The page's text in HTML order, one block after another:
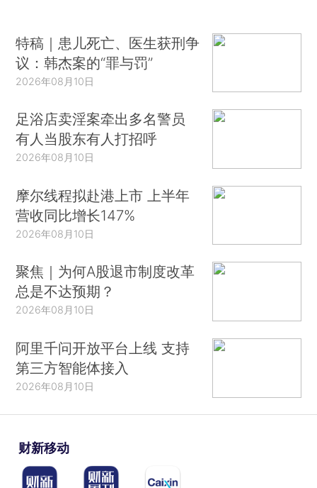
特稿｜患儿死亡、医生获刑争
议：韩杰案的“罪与罚”
2026年08月10日
足浴店卖淫案牵出多名警员
有人当股东有人打招呼
2026年08月10日
摩尔线程拟赴港上市 上半年
营收同比增长147%
2026年08月10日
聚焦｜为何A股退市制度改革
总是不达预期？
2026年08月10日
阿里千问开放平台上线 支持
第三方智能体接入
2026年08月10日
财新移动